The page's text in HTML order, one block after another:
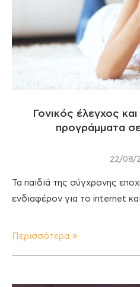
Γονικός έλεγχος
προγράμματα
22/08/
Τα παιδιά της σύγχρονης
ενδιαφέρον για το internet
Περισσότερα